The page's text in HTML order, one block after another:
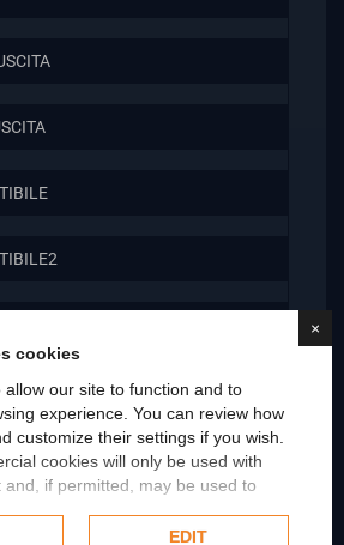
×
cookies
allow our site to function and to
experience. You can review how
customize their settings if you wish.
cookies will only be used with
if permitted, may be used to
data, please refer toGoogle's
EDIT
COMPATIBILE2
COMPATIBILE3
AMAZON